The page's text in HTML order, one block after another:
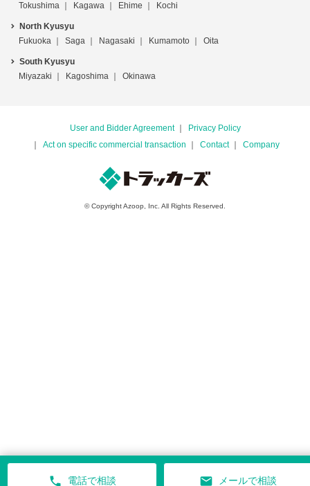
phone 電話で相談 mail メールで相談
Tokushima
Kagawa Ehime Kochi
North Kyusyu
Fukuoka
Saga Nagasaki Kumamoto Oita
South Kyusyu
Miyazaki
Kagoshima Okinawa
User and Bidder Agreement
Privacy Policy
Act on specific commercial transaction
Contact Company
© Copyright Azoop, Inc. All Rights Reserved.